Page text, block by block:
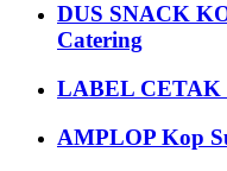
DUS SNACK
Catering
LABEL CETAK
AMPLOP Kop